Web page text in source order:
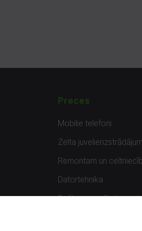
Preces
Mobilie telefoni
Zelta
Remontam un
Datortehnika
Spēles un spēļu